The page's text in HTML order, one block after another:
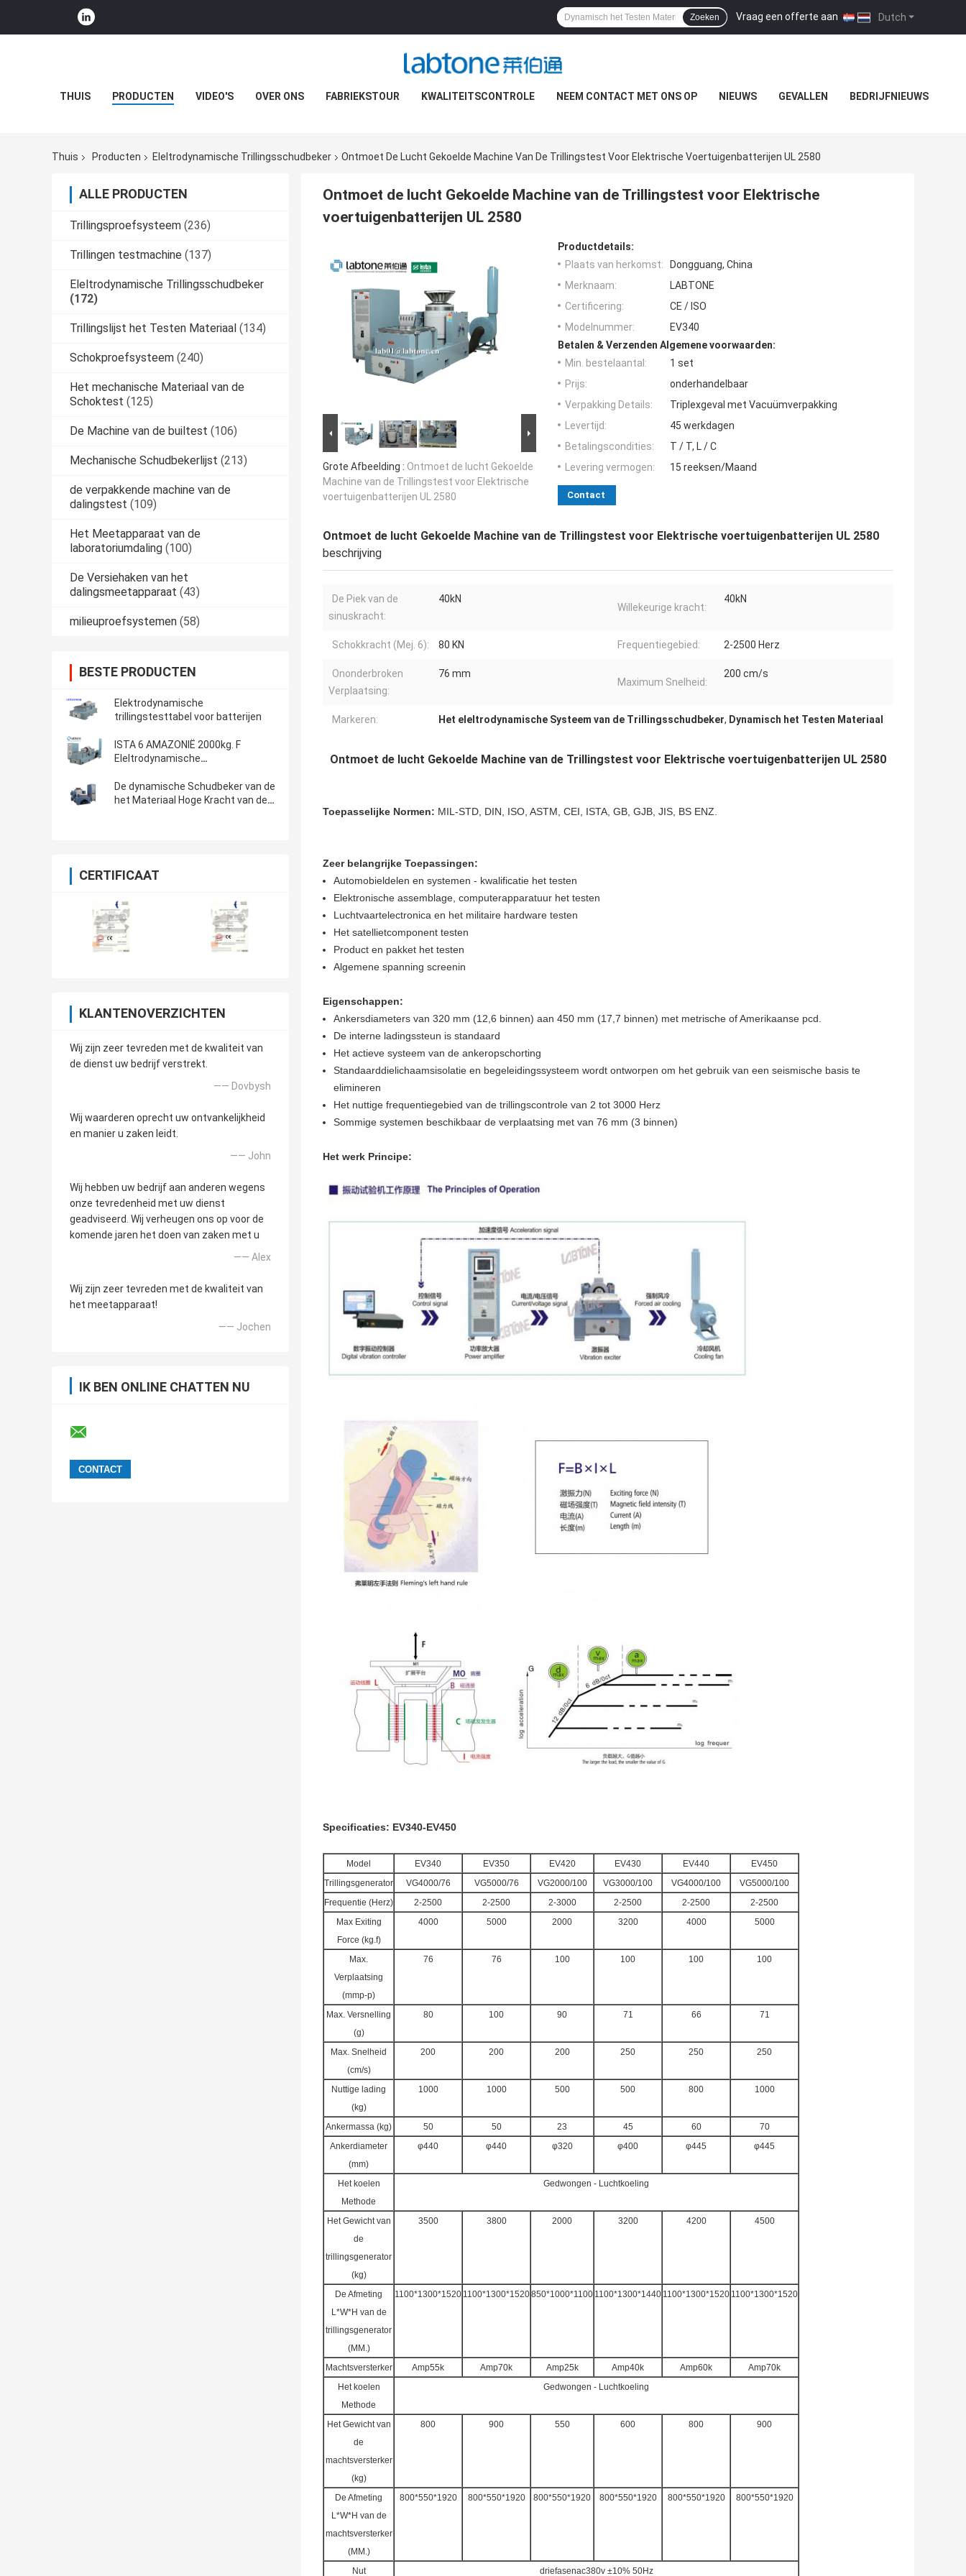
Dutch
Vraag een offerte aan |
Zoeken
THUIS PRODUCTEN VIDEO'S OVER ONS FABRIEKSTOUR KWALITEITSCONTROLE NEEM CONTACT MET ONS OP NIEUWS GEVALLEN BEDRIJFNIEUWS
Thuis Producten Eleltrodynamische Trillingsschudbeker Ontmoet De Lucht Gekoelde Machine Van De Trillingstest Voor Elektrische Voertuigenbatterijen UL 2580
ALLE PRODUCTEN
Trillingsproefsysteem (236)
Trillingen testmachine (137)
Eleltrodynamische Trillingsschudbeker
(172)
Trillingslijst het Testen Materiaal (134)
Schokproefsysteem (240)
Het mechanische Materiaal van de
Schoktest (125)
De Machine van de builtest (106)
Mechanische Schudbekerlijst (213)
de verpakkende machine van de
dalingstest (109)
Het Meetapparaat van de
laboratoriumdaling (100)
De Versiehaken van het
dalingsmeetapparaat (43)
milieuproefsystemen (58)
BESTE PRODUCTEN
Elektrodynamische
trillingstesttabel voor batterijen
ISTA 6 AMAZONIË 2000kg. F
Eleltrodynamische
De dynamische Schudbeker van de
het Materiaal Hoge Kracht van de
CERTIFICAAT
KLANTENOVERZICHTEN
Wij zijn zeer tevreden met de kwaliteit van
de dienst uw bedrijf verstrekt.
—— Dovbysh
Wij waarderen oprecht uw ontvankelijkheid
en manier u zaken leidt.
—— John
Wij hebben uw bedrijf aan anderen wegens
onze tevredenheid met uw dienst
geadviseerd. Wij verheugen ons op voor de
komende jaren het doen van zaken met u
—— Alex
Wij zijn zeer tevreden met de kwaliteit van
het meetapparaat!
—— Jochen
IK BEN ONLINE CHATTEN NU
Ontmoet de lucht Gekoelde Machine van de Trillingstest voor Elektrische
voertuigenbatterijen UL 2580
Grote Afbeelding : Ontmoet de lucht Gekoelde
Machine van de Trillingstest voor Elektrische
voertuigenbatterijen UL 2580
Productdetails:
Plaats van herkomst:
Dongguang, China
Merknaam:
LABTONE
Certificering:
CE / ISO
Modelnummer:
EV340
Betalen & Verzenden Algemene voorwaarden:
Min. bestelaantal:
1 set
Prijs:
onderhandelbaar
Verpakking Details:
Triplexgeval met Vacuümverpakking
Levertijd:
45 werkdagen
Betalingscondities:
T / T, L / C
Levering vermogen:
15 reeksen/Maand
Contact
Ontmoet de lucht Gekoelde Machine van de Trillingstest voor Elektrische voertuigenbatterijen UL 2580
beschrijving
De Piek van de
sinuskracht:
40kN
Willekeurige kracht:
40kN
Schokkracht (Mej. 6): 80 KN Frequentiegebied: 2-2500 Herz
Ononderbroken
Verplaatsing:
76 mm
Maximum Snelheid:
200 cm/s
Markeren: Het eleltrodynamische Systeem van de Trillingsschudbeker, Dynamisch het Testen Materiaal
Ontmoet de lucht Gekoelde Machine van de Trillingstest voor Elektrische voertuigenbatterijen UL 2580
Toepasselijke Normen: MIL-STD, DIN, ISO, ASTM, CEI, ISTA, GB, GJB, JIS, BS ENZ.
Zeer belangrijke Toepassingen:
Automobieldelen en systemen - kwalificatie het testen
Elektronische assemblage, computerapparatuur het testen
Luchtvaartelectronica en het militaire hardware testen
Het satellietcomponent testen
Product en pakket het testen
Algemene spanning screenin
Eigenschappen:
Ankersdiameters van 320 mm (12,6 binnen) aan 450 mm (17,7 binnen) met metrische of Amerikaanse pcd.
De interne ladingssteun is standaard
Het actieve systeem van de ankeropschorting
Standaarddielichaamsisolatie en begeleidingssysteem wordt ontworpen om het gebruik van een seismische basis te
elimineren
Het nuttige frequentiegebied van de trillingscontrole van 2 tot 3000 Herz
Sommige systemen beschikbaar de verplaatsing met van 76 mm (3 binnen)
Het werk Principe:
Specificaties: EV340-EV450
Model EV340 EV350 EV420 EV430 EV440
EV450
Trillingsgenerator
VG4000/76 VG5000/76 VG2000/100 VG3000/100 VG4000/100
VG5000/100
Frequentie (Herz)
2-2500 2-2500 2-3000 2-2500 2-2500
2-2500
Max Exiting
Force (kg.f)
4000 5000 2000 3200 4000 5000
Max.
Verplaatsing
(mmp-p)
76 76 100 100 100 100
Max. Versnelling
(g)
80 100 90 71 66 71
Max. Snelheid
(cm/s)
200 200 200 250 250 250
Nuttige lading
(kg)
1000 1000 500 500 800 1000
Ankermassa (kg) 50 50 23 45 60
70
Ankerdiameter
(mm)
φ440 φ440 φ320 φ400 φ445 φ445
Het koelen
Methode
Gedwongen - Luchtkoeling
Het Gewicht van
de
trillingsgenerator
(kg)
3500 3800 2000 3200 4200 4500
De Afmeting
L*W*H van de
trillingsgenerator
(MM.)
1100*1300*1520 1100*1300*1520850*1000*1100 1100*1300*1440 1100*1300*1520 1100*1300*1520
Machtsversterker Amp55k Amp70k Amp25k Amp40k Amp60k
Amp70k
Het koelen
Methode
Gedwongen - Luchtkoeling
Het Gewicht van
de
machtsversterker
(kg)
800 900 550 600 800 900
De Afmeting
L*W*H van de
machtsversterker
(MM.)
800*550*1920 800*550*1920 800*550*1920 800*550*1920 800*550*1920 800*550*1920
Nut driefasenac380v ±10% 50Hz